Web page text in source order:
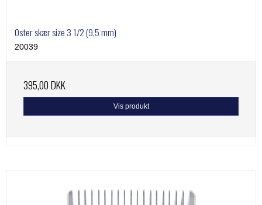
Oster skær size 3 1/2 (9,5 mm)
20039
395,00 DKK
Vis produkt